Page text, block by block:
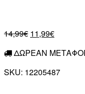
14,99€ 11,99€
ΔΩΡΕΑΝ
SKU: 12205487